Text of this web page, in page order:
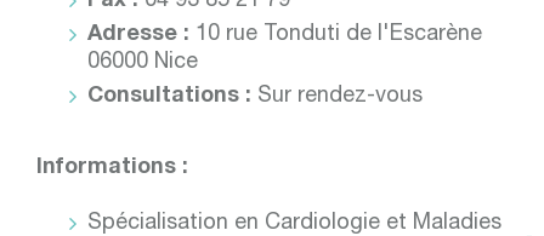
Adresse : 10 rue Tonduti de l'Escarène
06000 Nice
Consultations : Sur rendez-vous
Informations :
Spécialisation en Cardiologie et Maladies